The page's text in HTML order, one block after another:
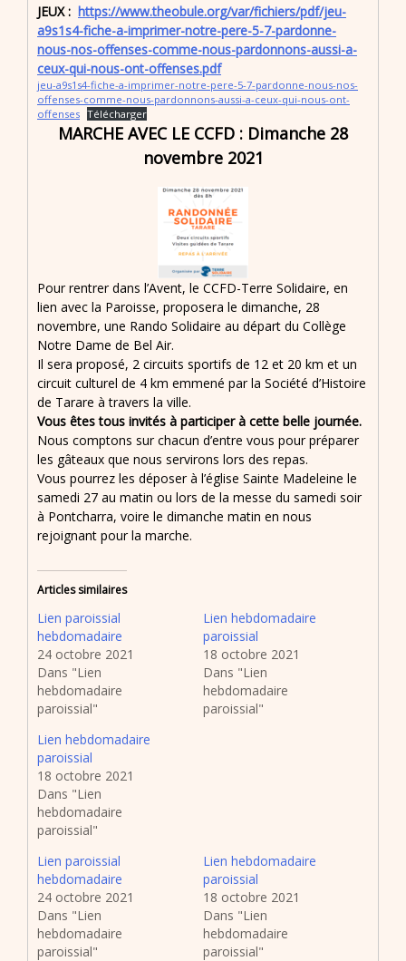
JEUX : https://www.theobule.org/var/fichiers/pdf/jeu-
a9s1s4-fiche-a-imprimer-notre-pere-5-7-pardonne-
nous-nos-offenses-comme-nous-pardonnons-aussi-a-
ceux-qui-nous-ont-offenses.pdf
jeu-a9s1s4-fiche-a-imprimer-notre-pere-5-7-pardonne-nous-nos-
offenses-comme-nous-pardonnons-aussi-a-ceux-qui-nous-ont-
offenses Télécharger
MARCHE AVEC LE CCFD : Dimanche 28
novembre 2021
Pour rentrer dans l’Avent, le CCFD-Terre Solidaire, en
lien avec la Paroisse, proposera le dimanche, 28
novembre, une Rando Solidaire au départ du Collège
Notre Dame de Bel Air.
Il sera proposé, 2 circuits sportifs de 12 et 20 km et un
circuit culturel de 4 km emmené par la Société d’Histoire
de Tarare à travers la ville.
Vous êtes tous invités à participer à cette belle journée.
Nous comptons sur chacun d’entre vous pour préparer
les gâteaux que nous servirons lors des repas.
Vous pourrez les déposer à l’église Sainte Madeleine le
samedi 27 au matin ou lors de la messe du samedi soir
à Pontcharra, voire le dimanche matin en nous
rejoignant pour la marche.
Articles similaires
Lien paroissial
hebdomadaire
24 octobre 2021
Dans "Lien
hebdomadaire
paroissial"
Lien hebdomadaire
paroissial
18 octobre 2021
Dans "Lien
hebdomadaire
paroissial"
Lien hebdomadaire
paroissial
18 octobre 2021
Dans "Lien
hebdomadaire
paroissial"
Lien paroissial
hebdomadaire
24 octobre 2021
Dans "Lien
hebdomadaire
paroissial"
Lien hebdomadaire
paroissial
18 octobre 2021
Dans "Lien
hebdomadaire
paroissial"